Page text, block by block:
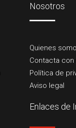
Nosotros
Quienes
Contacta
Política de
Aviso legal
Enlaces de